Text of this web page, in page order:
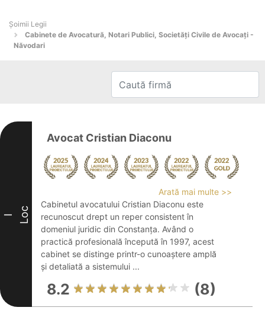
Șoimii Legii
Cabinete de Avocatură, Notari Publici, Societăți Civile de Avocați -
Năvodari
I Loc
Avocat Cristian Diaconu
Arată mai multe >>
Cabinetul avocatului Cristian Diaconu este
recunoscut drept un reper consistent în
domeniul juridic din Constanța. Având o
practică profesională începută în 1997, acest
cabinet se distinge printr-o cunoaștere amplă
și detaliată a sistemului ...
8.2 (8)